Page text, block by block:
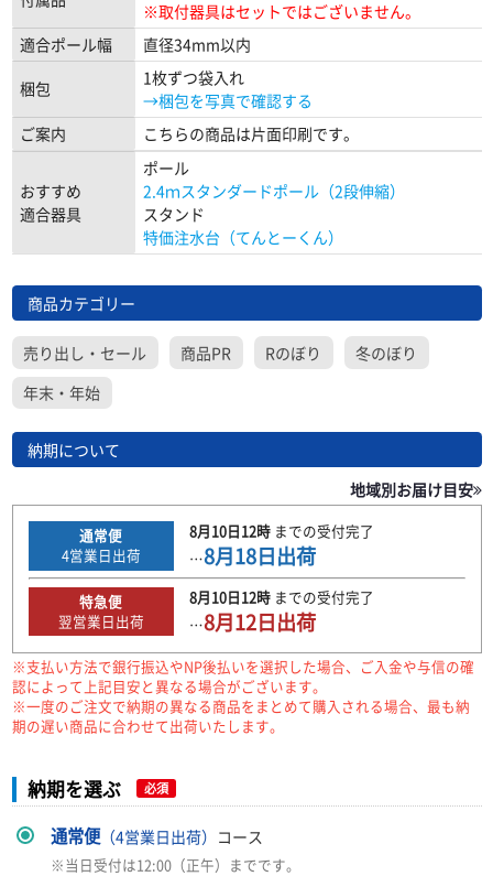
※取付器具はセットではございません。
適合ポール幅
直径34mm以内
梱包
1枚ずつ袋入れ
→梱包を写真で確認する
ご案内
こちらの商品は片面印刷です。
おすすめ
適合器具
ポール
2.4ｍスタンダードポール（2段伸縮）
スタンド
特価注水台（てんとーくん）
商品カテゴリー
売り出し・セール 商品PR Rのぼり
冬のぼり
年末・年始
納期について
地域別お届け目安
通常便
4営業日出荷
8月10日12時までの受付完了
…8月18日出荷
特急便
翌営業日出荷
8月10日12時までの受付完了
…8月12日出荷
※支払い方法で銀行振込やNP後払いを選択した場合、ご入金や与信の確
認によって上記目安と異なる場合がございます。
※一度のご注文で納期の異なる商品をまとめて購入される場合、最も納
期の遅い商品に合わせて出荷いたします。
納期を選ぶ 必須
通常便（4営業日出荷） コース
※当日受付は12:00（正午）までです。